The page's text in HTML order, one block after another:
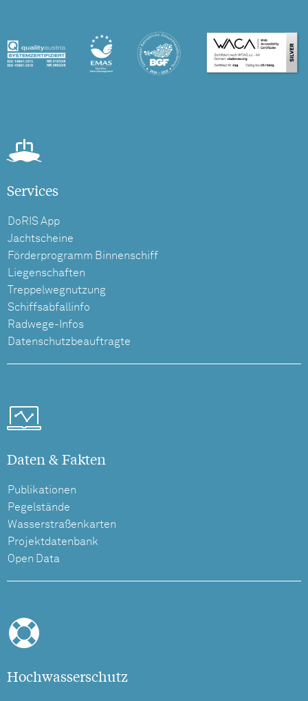
Services
DoRIS App
Jachtscheine
Förderprogramm Binnenschiff
Liegenschaften
Treppelwegnutzung
Schiffsabfallinfo
Radwege-Infos
Datenschutzbeauftragte
Daten & Fakten
Publikationen
Pegelstände
Wasserstraßenkarten
Projektdatenbank
Open Data
Hochwasserschutz